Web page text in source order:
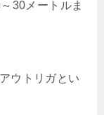
30メートルま
ウトリガとい